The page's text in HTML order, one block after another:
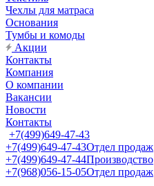
Чехлы для матраса
Основания
Тумбы и комоды
Акции
Контакты
Компания
О компании
Вакансии
Новости
Контакты
+7(499)649-47-43
+7(499)649-47-43Отдел продаж
+7(499)649-47-44Производство
+7(968)056-15-05Отдел продаж